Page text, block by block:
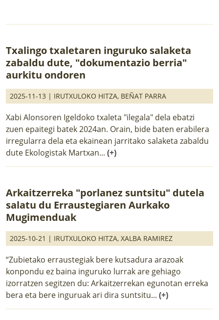
Txalingo txaletaren inguruko salaketa
zabaldu dute, "dokumentazio berria"
aurkitu ondoren
2025-11-13 | IRUTXULOKO HITZA, BEÑAT PARRA
Xabi Alonsoren Igeldoko txaleta "ilegala" dela ebatzi
zuen epaitegi batek 2024an. Orain, bide baten erabilera
irregularra dela eta ekainean jarritako salaketa zabaldu
dute Ekologistak Martxan... (+)
Arkaitzerreka "porlanez suntsitu" dutela
salatu du Erraustegiaren Aurkako
Mugimenduak
2025-10-21 | IRUTXULOKO HITZA, XALBA RAMIREZ
“Zubietako erraustegiak bere kutsadura arazoak
konpondu ez baina inguruko lurrak are gehiago
izorratzen segitzen du: Arkaitzerrekan egunotan erreka
bera eta bere inguruak ari dira suntsitu... (+)